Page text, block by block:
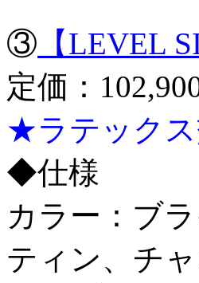
③ 【LEVEL
定価：
★ラテックス
◆仕様
カラー：ブ
ティン、チ